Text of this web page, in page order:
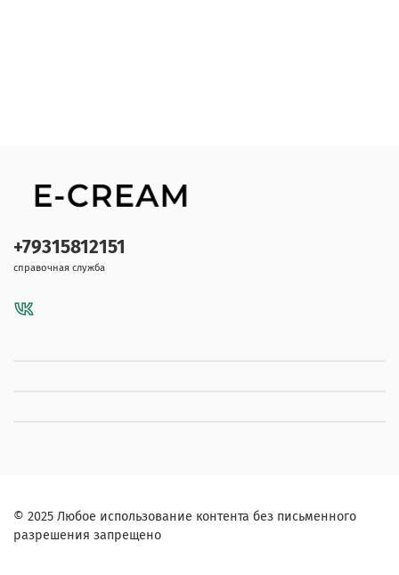
+79315812151
справочная служба
© 2025 Любое использование контента без письменного
разрешения запрещено